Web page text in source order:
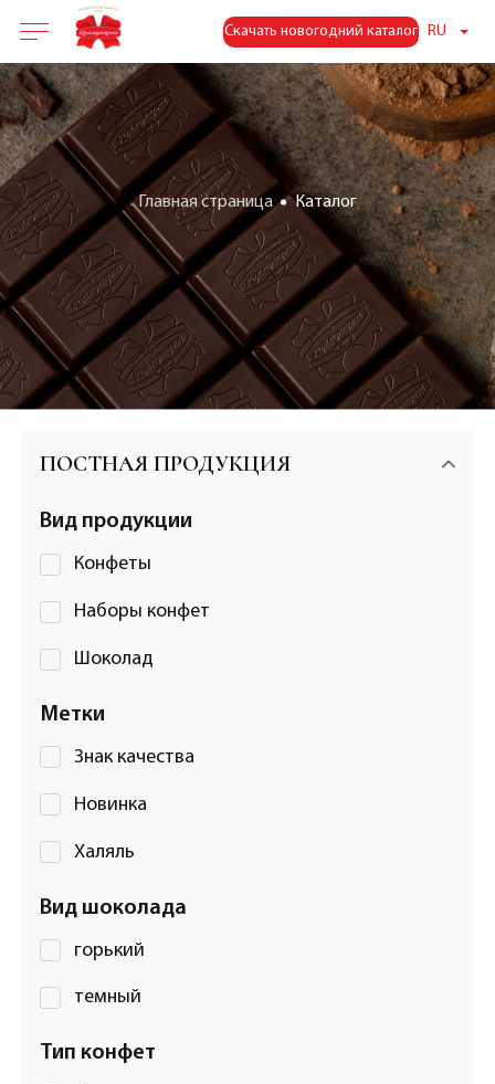
Скачать новогодний каталог RU
Главная страница Каталог
ПОСТНАЯ ПРОДУКЦИЯ
Вид продукции
Конфеты
Наборы конфет
Шоколад
Метки
Знак качества
Новинка
Халяль
Вид шоколада
горький
темный
Тип конфет